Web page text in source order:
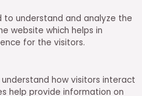
to understand and analyze the
website which helps in
for the visitors.
how visitors interact
help provide information on